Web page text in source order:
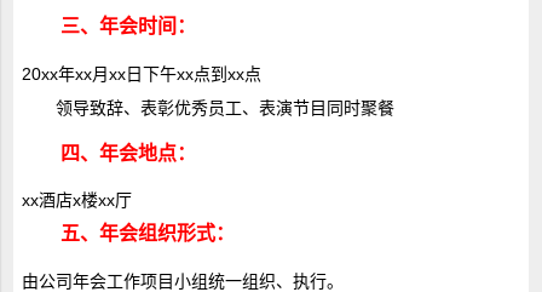
三、年会时间：
20xx年xx月xx日下午xx点到xx点
领导致辞、表彰优秀员工、表演节目同时聚餐
四、年会地点：
xx酒店x楼xx厅
五、年会组织形式：
由公司年会工作项目小组统一组织、执行。